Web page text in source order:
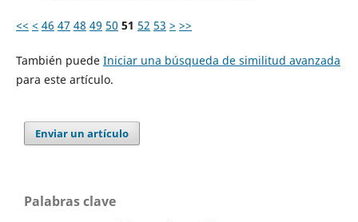
<< < 46 47 48 49 50 51 52 53 > >>
También puede Iniciar una búsqueda de similitud avanzada
para este artículo.
Enviar un artículo
Palabras clave